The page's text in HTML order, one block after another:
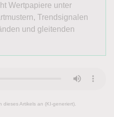
Wertpapiere unter
Trendsignalen
und gleitenden
dieses Artikels an (KI-generiert).